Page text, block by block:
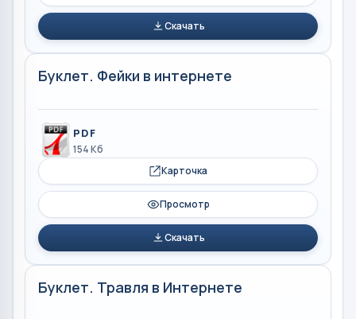
Скачать
Буклет. Фейки в интернете
PDF
154 Кб
Карточка
Просмотр
Скачать
Буклет. Травля в Интернете